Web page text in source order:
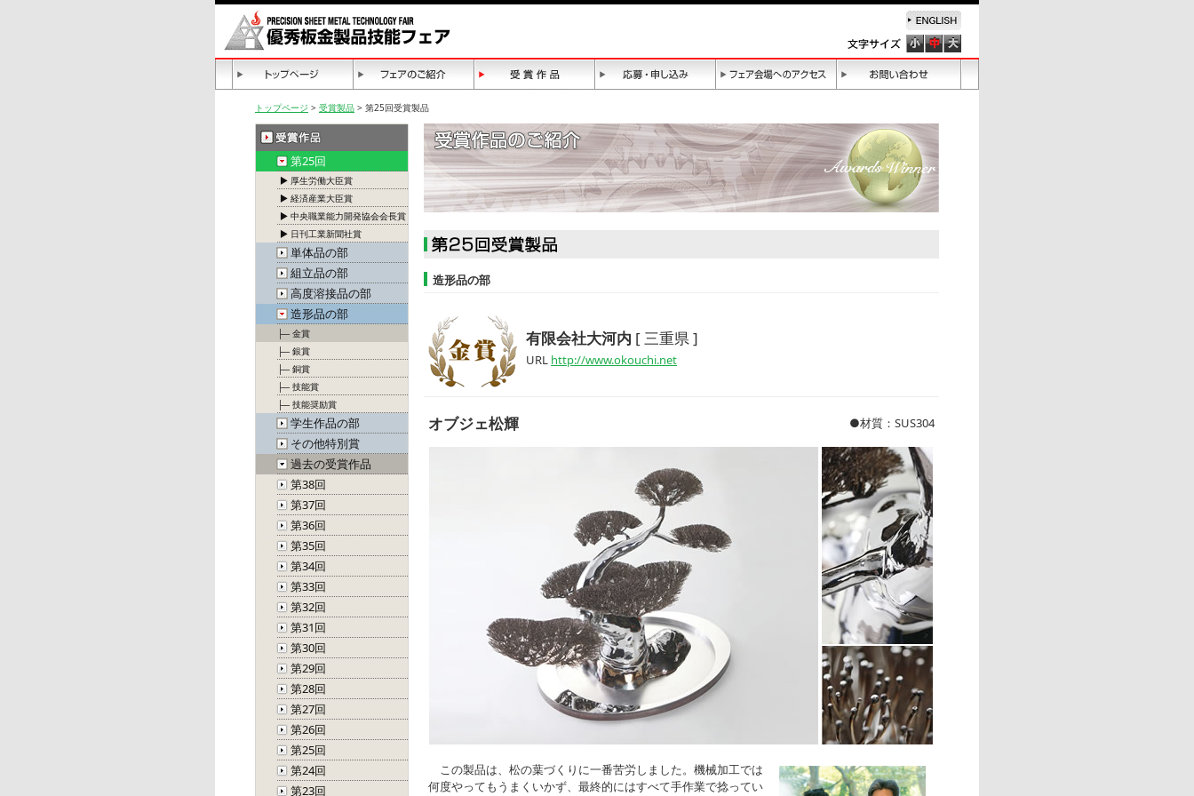
トップページ > 受賞製品 > 第25回受賞製品
造形品の部
有限会社大河内 [ 三重県 ]
URL http://www.okouchi.net
オブジェ松輝 ●材質：SUS304
この製品は、松の葉づくりに一番苦労しました。機械加工では
何度やってもうまくいかず、最終的にはすべて手作業で捻ってい
第25回
▶ 厚生労働大臣賞
▶ 経済産業大臣賞
▶ 中央職業能力開発協会会長賞
▶ 日刊工業新聞社賞
単体品の部
組立品の部
高度溶接品の部
造形品の部
├─ 金賞
├─ 銀賞
├─ 銅賞
├─ 技能賞
├─ 技能奨励賞
学生作品の部
その他特別賞
過去の受賞作品
第38回
第37回
第36回
第35回
第34回
第33回
第32回
第31回
第30回
第29回
第28回
第27回
第26回
第25回
第24回
第23回